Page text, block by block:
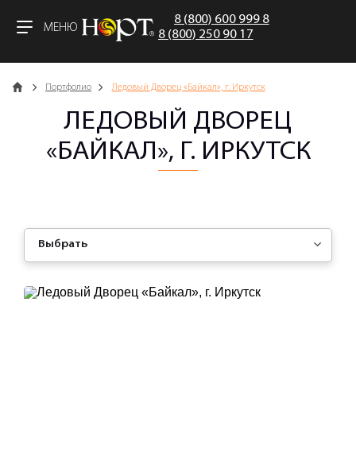
МЕНЮ
8 (800) 600 999 8
8 (800) 250 90 17
Главная Портфолио Ледовый Дворец «Байкал», г. Иркутск
ЛЕДОВЫЙ ДВОРЕЦ
«БАЙКАЛ», Г. ИРКУТСК
Выбрать